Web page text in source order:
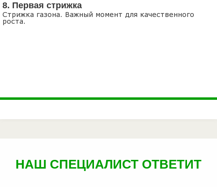
8. Первая стрижка
Стрижка газона. Важный момент для качественного
роста.
НАШ СПЕЦИАЛИСТ ОТВЕТИТ